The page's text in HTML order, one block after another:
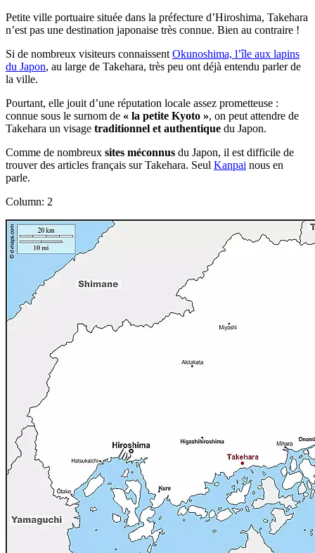
Petite ville portuaire située dans la préfecture d’Hiroshima, Takehara
n’est pas une destination japonaise très connue. Bien au contraire !
Si de nombreux visiteurs connaissent Okunoshima, l’île aux lapins
du Japon, au large de Takehara, très peu ont déjà entendu parler de
la ville.
Pourtant, elle jouit d’une réputation locale assez prometteuse :
connue sous le surnom de « la petite Kyoto », on peut attendre de
Takehara un visage traditionnel et authentique du Japon.
Comme de nombreux sites méconnus du Japon, il est difficile de
trouver des articles français sur Takehara. Seul Kanpai nous en
parle.
Column: 2